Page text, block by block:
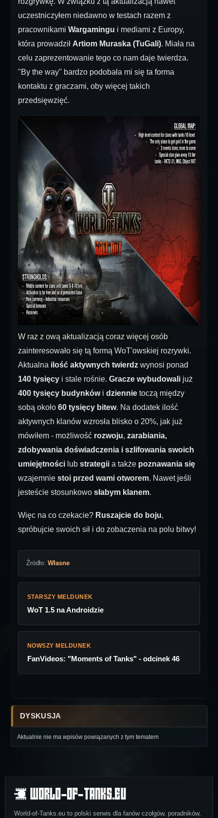
uczestniczyłem niedawno w testach razem z
pracownikami Wargamingu i mediami z Europy,
która prowadził Artiom Muraska (TuGali). Miała na
celu zaprezentowanie tego co nam daje twierdza.
"By the way" bardzo podobała mi się ta forma
kontaktu z graczami, oby więcej takich
przedsięwzięć.
W raz z ową aktualizacją coraz więcej osób
zainteresowało się tą formą WoT'owskiej rozrywki.
Aktualna ilość aktywnych twierdz wynosi ponad
140 tysięcy i stale rośnie. Gracze wybudowali już
400 tysięcy budynkówi dziennie toczą między
sobą około 60 tysięcy bitew. Na dodatek ilość
aktywnych klanów wzrosła blisko o 20%, jak już
mówiłem - możliwość rozwoju, zarabiania,
zdobywania doświadczenia i szlifowania swoich
umiejętności lub strategii a także poznawania się
wzajemnie stoi przed wami otworem. Nawet jeśli
jesteście stosunkowo słabym klanem.
Więc na co czekacie? Ruszajcie do boju,
spróbujcie swoich sił i do zobaczenia na polu bitwy!
Źródło: Własne
STARSZY MELDUNEK
WoT 1.5 na Androidzie
NOWSZY MELDUNEK
FanVideos: "Moments of Tanks" - odcinek 46
DYSKUSJA
Aktualnie nie ma wpisów powiązanych z tym tematem
World-of-Tanks.eu to polski serwis dla fanów czołgów, poradników,